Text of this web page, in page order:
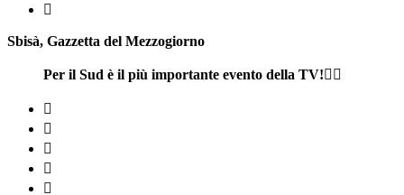

Sbisà, Gazzetta del Mezzogiorno
Per il Sud è il più importante evento della TV! 




